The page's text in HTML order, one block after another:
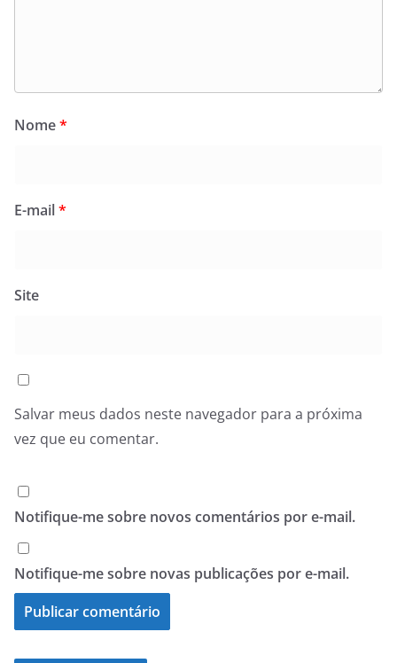
Nome*
E-mail*
Site
Salvar meus dados neste navegador para a próxima
vez que eu comentar.
Notifique-me sobre novos comentários por e-mail.
Notifique-me sobre novas publicações por e-mail.